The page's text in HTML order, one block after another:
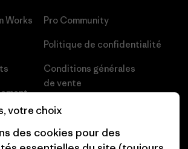
Works Pro Community
Politique de confidentialité
Conditions générales
de vente
Préférences de cookie
Carrières
votre choix
des cookies pour des